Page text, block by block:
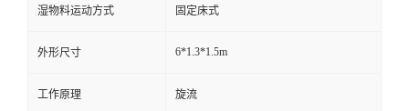
湿物料运动方式 固定床式
外形尺寸 6*1.3*1.5m
工作原理 旋流